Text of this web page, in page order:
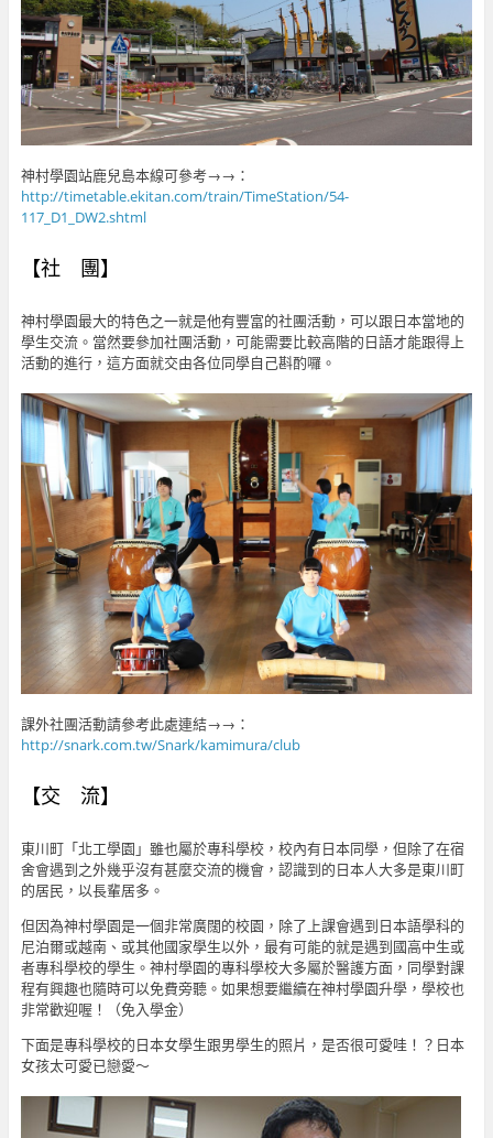
神村學園站鹿兒島本線可參考→→：
http://timetable.ekitan.com/train/TimeStation/54-
117_D1_DW2.shtml
【社 團】
神村學園最大的特色之一就是他有豐富的社團活動，可以跟日本當地的
學生交流。當然要參加社團活動，可能需要比較高階的日語才能跟得上
活動的進行，這方面就交由各位同學自己斟酌囉。
課外社團活動請參考此處連結→→：
http://snark.com.tw/Snark/kamimura/club
【交 流】
東川町「北工學園」雖也屬於專科學校，校內有日本同學，但除了在宿
舍會遇到之外幾乎沒有甚麼交流的機會，認識到的日本人大多是東川町
的居民，以長輩居多。
但因為神村學園是一個非常廣闊的校園，除了上課會遇到日本語學科的
尼泊爾或越南、或其他國家學生以外，最有可能的就是遇到國高中生或
者專科學校的學生。神村學園的專科學校大多屬於醫護方面，同學對課
程有興趣也隨時可以免費旁聽。如果想要繼續在神村學園升學，學校也
非常歡迎喔！（免入學金）
下面是專科學校的日本女學生跟男學生的照片，是否很可愛哇！？日本
女孩太可愛已戀愛～